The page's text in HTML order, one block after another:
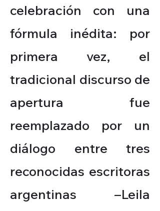
celebración con una
fórmula inédita: por
primera vez, el
tradicional discurso de
apertura fue
reemplazado por un
diálogo entre tres
reconocidas escritoras
argentinas –Leila